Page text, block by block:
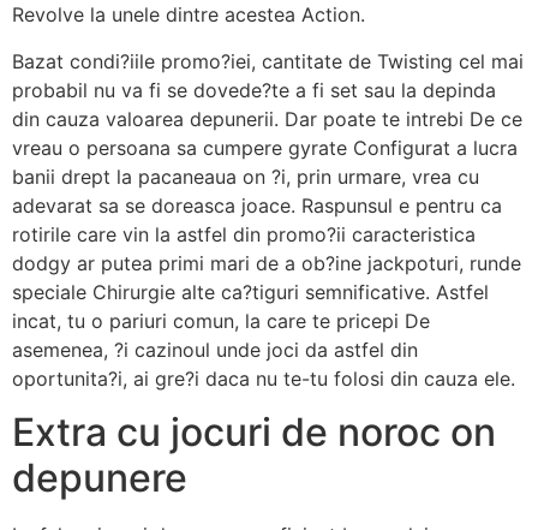
Revolve la unele dintre acestea Action.
Bazat condi?iile promo?iei, cantitate de Twisting cel mai
probabil nu va fi se dovede?te a fi set sau la depinda
din cauza valoarea depunerii. Dar poate te intrebi De ce
vreau o persoana sa cumpere gyrate Configurat a lucra
banii drept la pacaneaua on ?i, prin urmare, vrea cu
adevarat sa se doreasca joace. Raspunsul e pentru ca
rotirile care vin la astfel din promo?ii caracteristica
dodgy ar putea primi mari de a ob?ine jackpoturi, runde
speciale Chirurgie alte ca?tiguri semnificative. Astfel
incat, tu o pariuri comun, la care te pricepi De
asemenea, ?i cazinoul unde joci da astfel din
oportunita?i, ai gre?i daca nu te-tu folosi din cauza ele.
Extra cu jocuri de noroc on
depunere